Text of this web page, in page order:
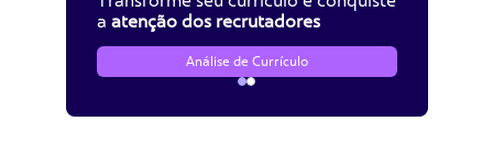
a atenção dos recrutadores
Análise de Currículo